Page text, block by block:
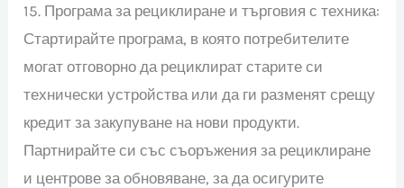
15. Програма за рециклиране и търговия с техника:
Стартирайте програма, в която потребителите
могат отговорно да рециклират старите си
технически устройства или да ги разменят срещу
кредит за закупуване на нови продукти.
Партнирайте си със съоръжения за рециклиране
и центрове за обновяване, за да осигурите